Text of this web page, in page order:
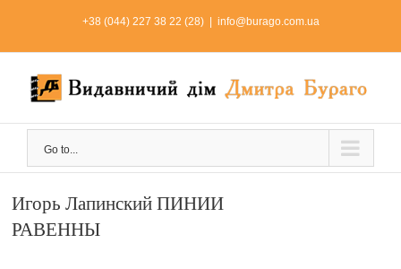
+38 (044) 227 38 22 (28) info@burago.com.ua
Go to...
Игорь Лапинский ПИНИИ
РАВЕННЫ